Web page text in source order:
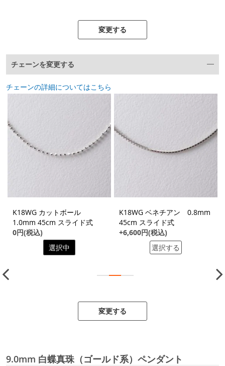
変更する
チェーンを変更する
チェーンの詳細についてはこちら
K18WG カットボール
1.0mm 45cm スライド式
0円(税込)
選択中
K18WG ベネチアン 0.8mm
45cm スライド式
+6,600円(税込)
選択する
変更する
9.0mm 白蝶真珠（ゴールド系）ペンダント